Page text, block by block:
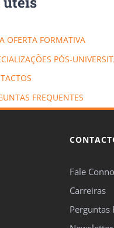
OFERTA FORMATIVA
PÓS-
FREQUENTES
Fale
Carreiras
Perguntas